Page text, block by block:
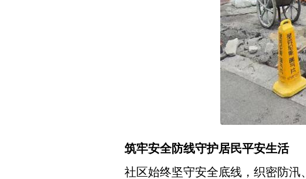
筑牢安全防线守护居民平安生活
社区始终坚守安全底线，织密防